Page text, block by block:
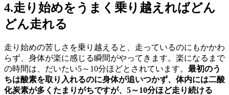
4.走り始めをうまく乗り越えればどん
どん走れる
走り始めの苦しさを乗り越えると、走っているのにもかかわ
らず、身体が楽に感じる瞬間がやってきます。楽になるまで
の時間は、だいたい5～10分ほどとされています。 最初のう
ちは酸素を取り入れるのに身体が追いつかず、体内には二酸
化炭素が多くたまりがちですが、5～10分ほど走り続ける